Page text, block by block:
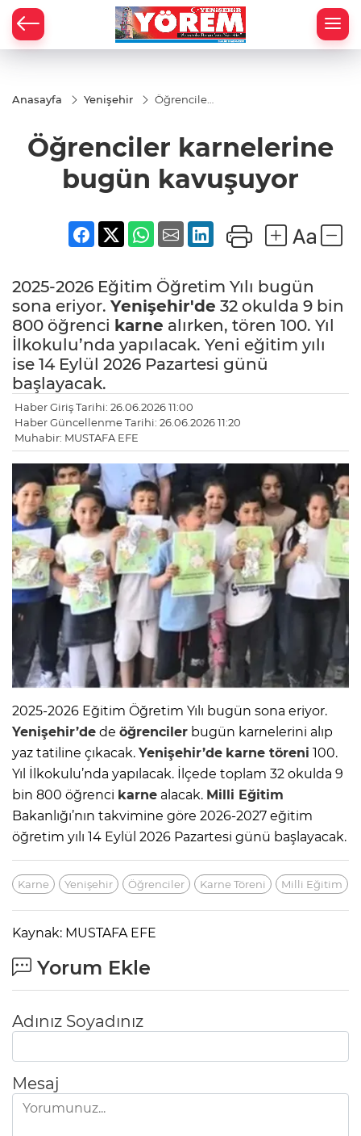
Anasayfa Yenişehir
Öğrenciler
kavuşuyor
Öğrenciler karnelerine
bugün kavuşuyor
2025-2026 Eğitim Öğretim Yılı bugün
sona eriyor. Yenişehir'de 32 okulda 9 bin
800 öğrenci karne alırken, tören 100. Yıl
İlkokulu’nda yapılacak. Yeni eğitim yılı
ise 14 Eylül 2026 Pazartesi günü
başlayacak.
Haber Giriş Tarihi: 26.06.2026 11:00
Haber Güncellenme Tarihi: 26.06.2026 11:20
Muhabir: MUSTAFA EFE
2025-2026 Eğitim Öğretim Yılı bugün sona eriyor.
Yenişehir’de de öğrenciler bugün karnelerini alıp
yaz tatiline çıkacak. Yenişehir’de karne töreni 100.
Yıl İlkokulu’nda yapılacak. İlçede toplam 32 okulda 9
bin 800 öğrenci karne alacak. Milli Eğitim
Bakanlığı’nın takvimine göre 2026-2027 eğitim
öğretim yılı 14 Eylül 2026 Pazartesi günü başlayacak.
Karne Yenişehir Öğrenciler Karne Töreni Milli Eğitim
Kaynak: MUSTAFA EFE
Yorum Ekle
Adınız Soyadınız
Mesaj